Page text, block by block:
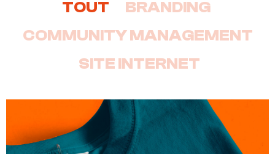
TOUT
BRANDING
COMMUNITY MANAGEMENT
SITE INTERNET